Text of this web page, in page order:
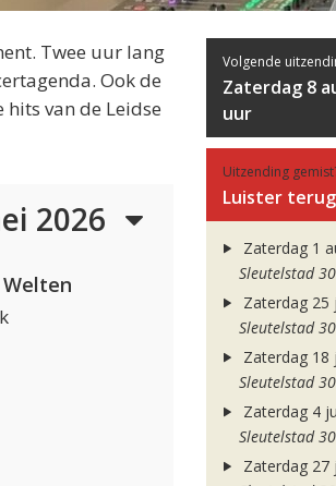
Twee uur lang
Ook de
van de Leidse
2026
Volgende
Zaterdag 8
uur
Uitzending
Luister terug
Zaterdag 1
Sleutelstad 30
Zaterdag 25
Sleutelstad 30
Zaterdag 18
Sleutelstad 30
Zaterdag 4
Sleutelstad 30
Zaterdag 27